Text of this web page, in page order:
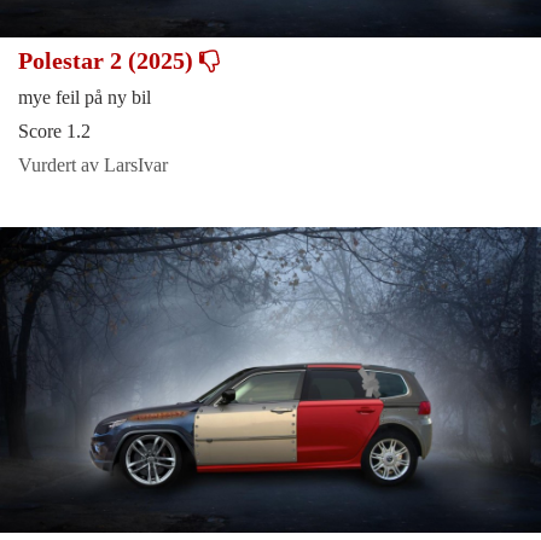
Polestar 2 (2025)
mye feil på ny bil
Score 1.2
Vurdert av LarsIvar